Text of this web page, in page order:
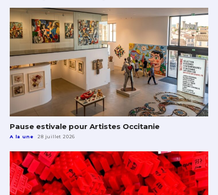
Pause estivale pour Artistes Occitanie
A la une 28 juillet 2026